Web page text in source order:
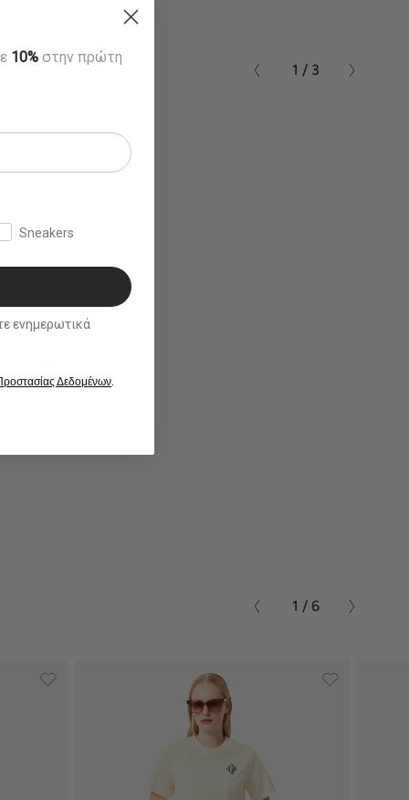
1 / 3
1 / 6
10% στην πρώτη
Sneakers
Δεδομένων